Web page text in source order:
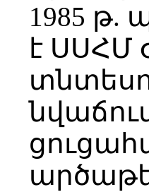
1985
է ՍՍՀՄ
արծաթե